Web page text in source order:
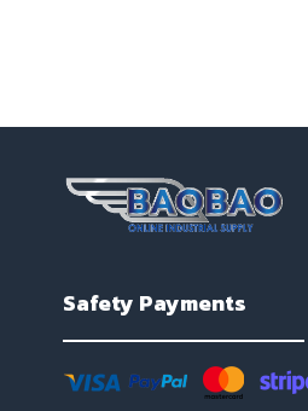
Safety Payments